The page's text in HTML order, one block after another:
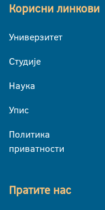
Корисни линкови
Универзитет
Студије
Наука
Упис
Политика
приватности
Пратите нас